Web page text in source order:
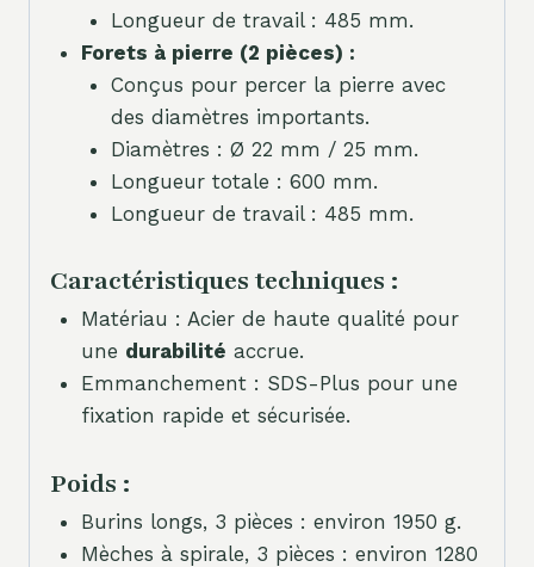
Longueur de travail : 485 mm.
Forets à pierre (2 pièces) :
Conçus pour percer la pierre avec
des diamètres importants.
Diamètres : Ø 22 mm / 25 mm.
Longueur totale : 600 mm.
Longueur de travail : 485 mm.
Caractéristiques techniques :
Matériau : Acier de haute qualité pour
une durabilité accrue.
Emmanchement : SDS-Plus pour une
fixation rapide et sécurisée.
Poids :
Burins longs, 3 pièces : environ 1950 g.
Mèches à spirale, 3 pièces : environ 1280